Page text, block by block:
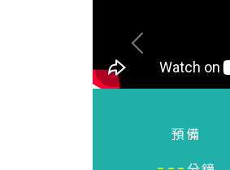
Previous
預備